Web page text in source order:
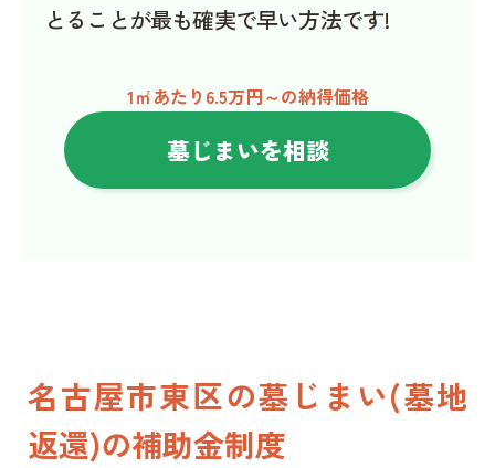
とることが最も確実で早い方法です!
1㎡あたり6.5万円～の納得価格
墓じまいを相談
名古屋市東区の墓じまい(墓地
返還)の補助金制度